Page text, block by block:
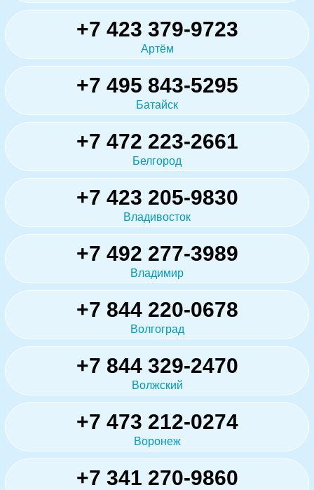
+7 423 379-9723
Артём
+7 495 843-5295
Батайск
+7 472 223-2661
Белгород
+7 423 205-9830
Владивосток
+7 492 277-3989
Владимир
+7 844 220-0678
Волгоград
+7 844 329-2470
Волжский
+7 473 212-0274
Воронеж
+7 341 270-9860